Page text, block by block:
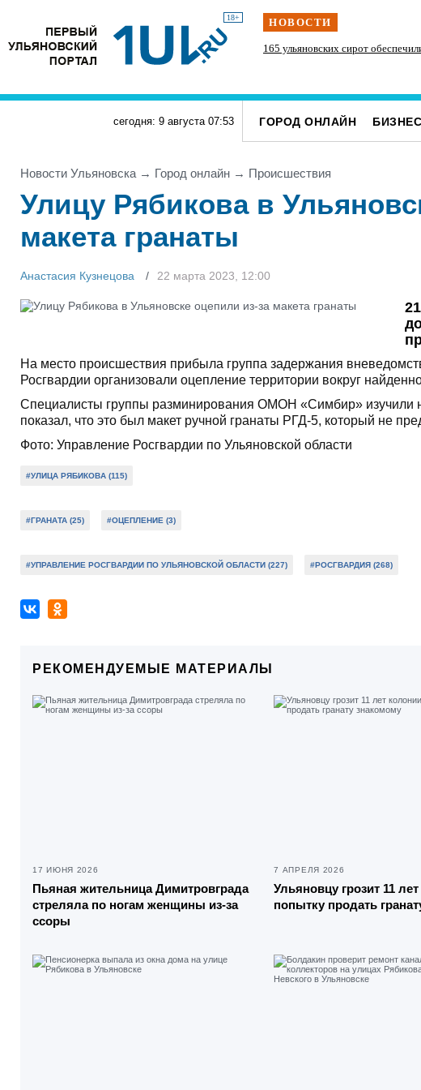
18+ НОВОСТИ
В Ульяновске отремонтировали 70 из 100
дворов
165 ульяновских сирот
сегодня: 9 августа 07:53 ГОРОД ОНЛАЙН
Новости Ульяновска → Город онлайн → Проиcшествия
Улицу Рябикова в
макета гранаты
Анастасия Кузнецова 22 марта 2023, 12:00
На место происшествия прибыла группа задержания
Росгвардии организовали оцепление территории вокруг
Специалисты группы разминирования ОМОН «Симбир» изучили
показал, что это был макет ручной гранаты РГД-5, который не
Фото: Управление Росгвардии по Ульяновской области
#УЛИЦА РЯБИКОВА (115)
#ГРАНАТА (25) #ОЦЕПЛЕНИЕ (3)
#УПРАВЛЕНИЕ РОСГВАРДИИ ПО УЛЬЯНОВСКОЙ ОБЛАСТИ (227) #РОСГВАРДИЯ (268)
РЕКОМЕНДУЕМЫЕ МАТЕРИАЛЫ
17 ИЮНЯ 2026
Пьяная жительница Димитровграда
стреляла по ногам женщины из-за
ссоры
7 АПРЕЛЯ 2026
Ульяновцу грозит 11
попытку продать